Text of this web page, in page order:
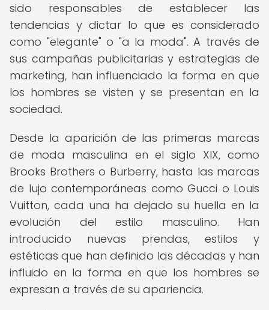
sido responsables de establecer las
tendencias y dictar lo que es considerado
como "elegante" o "a la moda". A través de
sus campañas publicitarias y estrategias de
marketing, han influenciado la forma en que
los hombres se visten y se presentan en la
sociedad.
Desde la aparición de las primeras marcas
de moda masculina en el siglo XIX, como
Brooks Brothers o Burberry, hasta las marcas
de lujo contemporáneas como Gucci o Louis
Vuitton, cada una ha dejado su huella en la
evolución del estilo masculino. Han
introducido nuevas prendas, estilos y
estéticas que han definido las décadas y han
influido en la forma en que los hombres se
expresan a través de su apariencia.